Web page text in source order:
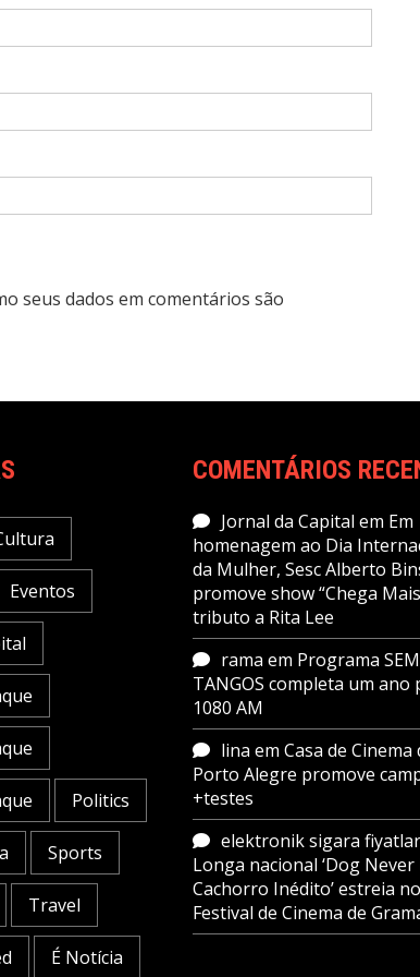
seus dados em comentários são
Eventos
Politics
Sports
Travel
É Notícia
COMENTÁRIOS
Jornal da Capital em Em
homenagem ao Dia
da Mulher, Sesc Alberto
promove show “Chega
tributo a Rita Lee
rama em Programa
TANGOS completa um ano
1080 AM
lina em Casa de Cinema
Porto Alegre promove
+testes
elektronik sigara
Longa nacional ‘Dog Never
Cachorro Inédito’ estreia
Festival de Cinema de